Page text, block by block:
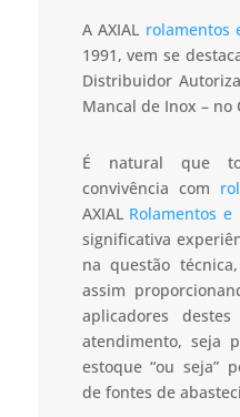
A AXIAL rolamentos
1991, vem se
Distribuidor
Mancal de Inox – no
É natural que
convivência com
AXIAL Rolamentos e
significativa
na questão
assim
aplicadores
atendimento, seja
estoque “ou seja”
de fontes de